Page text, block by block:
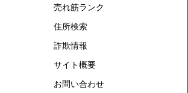
売れ筋ランク
住所検索
詐欺情報
サイト概要
お問い合わせ